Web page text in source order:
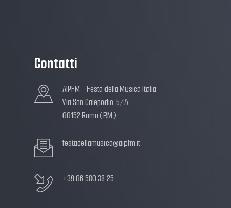
Contatti
AIPFM - Festa della Musica Italia
Via San Calepodio, 5/A
00152 Roma (RM)
festadellamusica@aipfm.it
+39 06 580.38.25